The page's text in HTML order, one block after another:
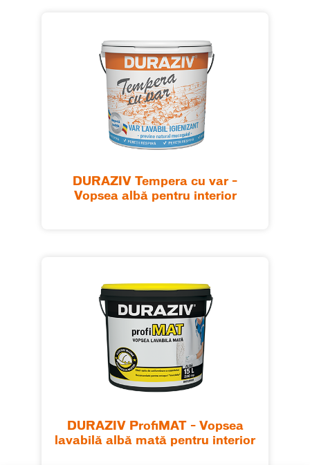
DURAZIV Tempera cu var –
Vopsea albă pentru interior
DURAZIV ProfiMAT – Vopsea
lavabilă albă mată pentru interior